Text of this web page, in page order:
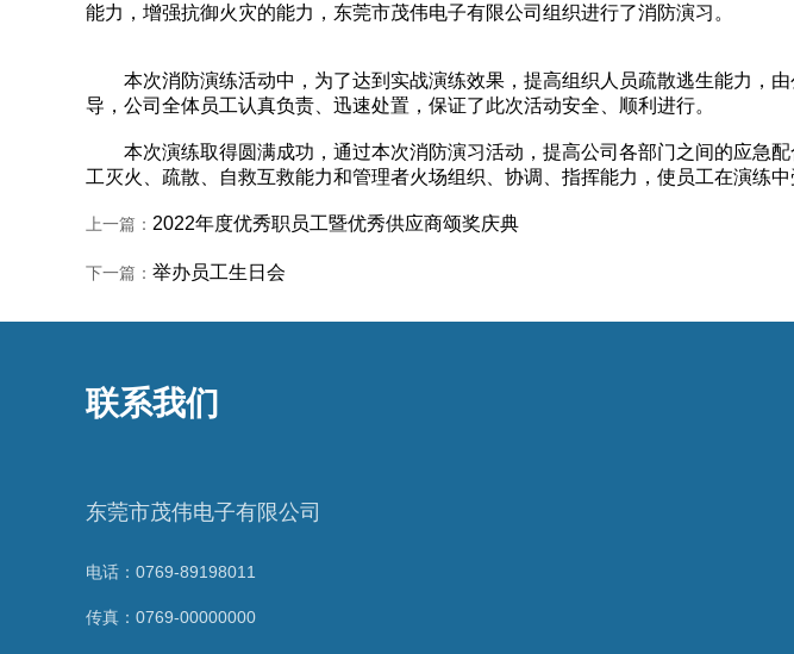
能力，增强抗御火灾的能力，东莞市茂伟电子有限公司组织进行了消防演习。
本次消防演练活动中，为了达到实战演练效果，提高组织人员疏散逃生能力，
导，公司全体员工认真负责、迅速处置，保证了此次活动安全、顺利进行。
本次演练取得圆满成功，通过本次消防演习活动，提高公司各部门之间的应急
工灭火、疏散、自救互救能力和管理者火场组织、协调、指挥能力，使员工在演练
上一篇： 2022年度优秀职员工暨优秀供应商颂奖庆典
下一篇： 举办员工生日会
联系我们
东莞市茂伟电子有限公司
电话：0769-89198011
传真：0769-00000000